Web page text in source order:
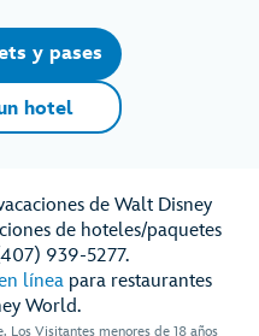
y pases
hotel
de Walt Disney
de hoteles/paquetes
939-5277.
líneapara restaurantes
World.
Visitantes menores de 18 años